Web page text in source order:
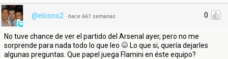
0
@elcono2 · hace 661 semanas
No tuve chance de ver el partido del Arsenal ayer, pero no me
sorprende para nada todo lo que leo
Lo que si, quería dejarles
algunas preguntas. Que papel juega Flamini en éste equipo?